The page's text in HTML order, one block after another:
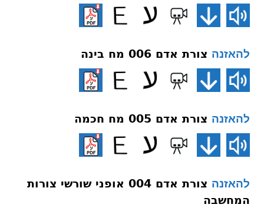
להאזנה צורת אדם 006 מח בינה
להאזנה צורת אדם 005 מח חכמה
להאזנה
צורת אדם 004 אופני שורשי צורות
המחשבה